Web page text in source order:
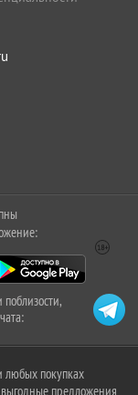
любых покупках
предложения